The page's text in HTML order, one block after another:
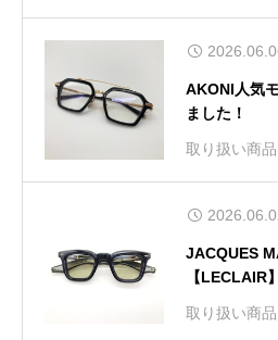
AKONI人気
ました！
取り扱い商
JACQUES
【LECLAIR
取り扱い商